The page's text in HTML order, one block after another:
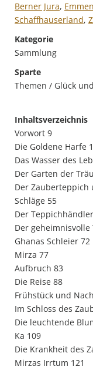
Berner Jura,
Schaffhauserland,
Kategorie
Sammlung
Sparte
Themen / Glück
Inhaltsverzeichnis
Vorwort 9
Die Goldene Harfe
Das Wasser des
Der Garten der
Der Zauberteppich
Schläge 55
Der
Der geheimnisvolle
Ghanas Schleier 72
Mirza 77
Aufbruch 83
Die Reise 88
Frühstück und
Im Schloss des
Die leuchtende
Ka 109
Die Krankheit des
Mirzas Irrtum 121